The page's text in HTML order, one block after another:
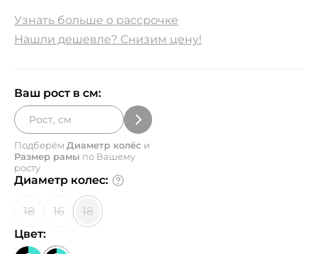
Узнать больше о рассрочке
Нашли дешевле? Снизим цену!
Ваш рост в см:
Подберём Диаметр колёс и
Размер рамы по Вашему
росту
Диаметр колес:
18 16
18
Цвет: